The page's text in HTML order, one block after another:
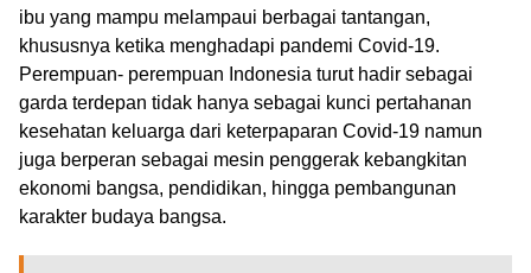
ibu yang mampu melampaui berbagai tantangan,
khususnya ketika menghadapi pandemi Covid-19.
Perempuan- perempuan Indonesia turut hadir sebagai
garda terdepan tidak hanya sebagai kunci pertahanan
kesehatan keluarga dari keterpaparan Covid-19 namun
juga berperan sebagai mesin penggerak kebangkitan
ekonomi bangsa, pendidikan, hingga pembangunan
karakter budaya bangsa.